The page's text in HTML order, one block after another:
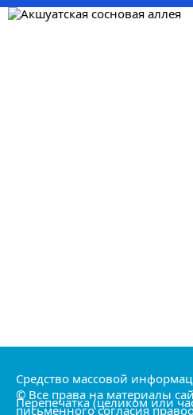
Средство массовой
© Все права на материалы
Перепечатка (целиком или
письменного согласия